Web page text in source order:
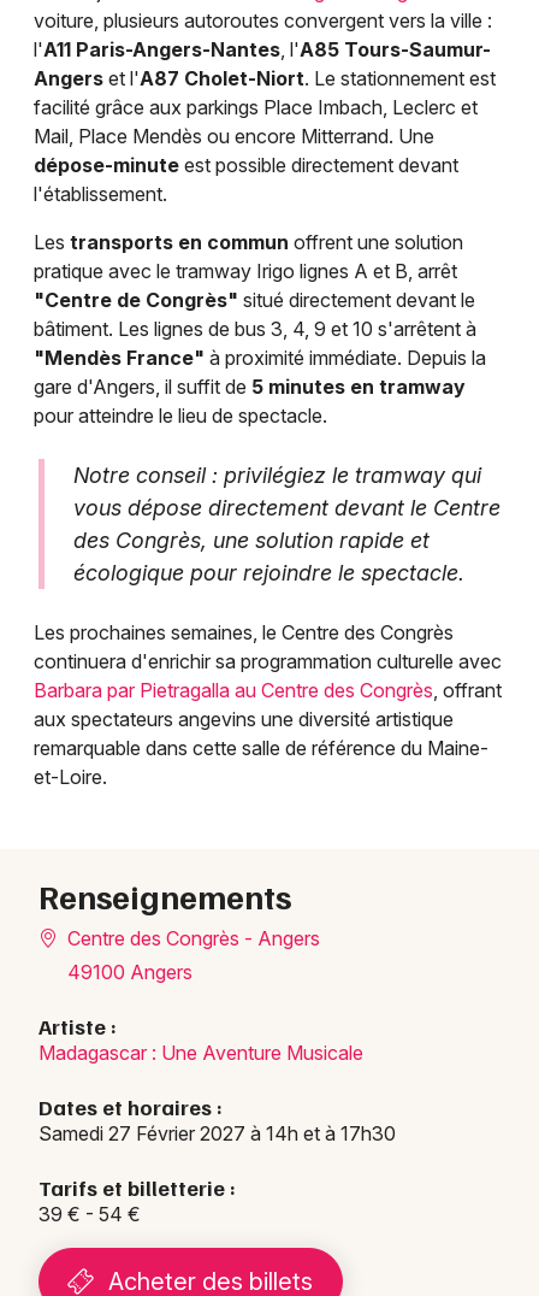
voiture, plusieurs autoroutes convergent vers la ville :
l'A11 Paris-Angers-Nantes, l'A85 Tours-Saumur-
Angers et l'A87 Cholet-Niort. Le stationnement est
facilité grâce aux parkings Place Imbach, Leclerc et
Mail, Place Mendès ou encore Mitterrand. Une
dépose-minute est possible directement devant
l'établissement.
Les transports en commun offrent une solution
pratique avec le tramway Irigo lignes A et B, arrêt
"Centre de Congrès" situé directement devant le
bâtiment. Les lignes de bus 3, 4, 9 et 10 s'arrêtent à
"Mendès France" à proximité immédiate. Depuis la
gare d'Angers, il suffit de 5 minutes en tramway
pour atteindre le lieu de spectacle.
Notre conseil : privilégiez le tramway qui
vous dépose directement devant le Centre
des Congrès, une solution rapide et
écologique pour rejoindre le spectacle.
Les prochaines semaines, le Centre des Congrès
continuera d'enrichir sa programmation culturelle avec
Barbara par Pietragalla au Centre des Congrès, offrant
aux spectateurs angevins une diversité artistique
remarquable dans cette salle de référence du Maine-
et-Loire.
Renseignements
Centre des Congrès - Angers
49100 Angers
Artiste :
Madagascar : Une Aventure Musicale
Dates et horaires :
Samedi 27 Février 2027 à 14h et à 17h30
Tarifs et billetterie :
39 € - 54 €
Acheter des billets